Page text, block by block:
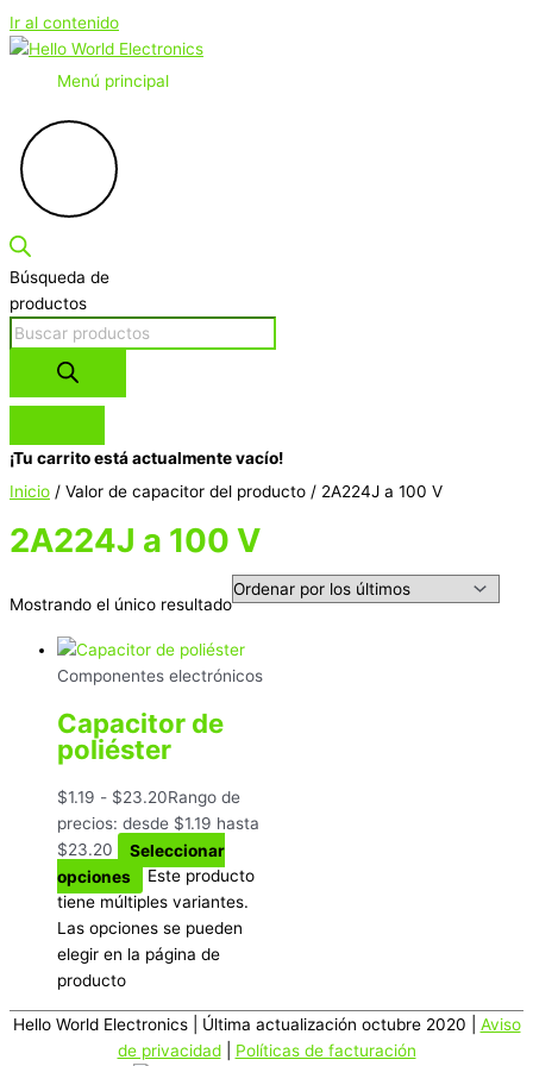
Ir al contenido
Menú principal
Búsqueda de
productos
¡Tu carrito está actualmente vacío!
Inicio / Valor de capacitor del producto / 2A224J a 100 V
2A224J a 100 V
Mostrando el único resultado
Componentes electrónicos
Capacitor de
poliéster
$1.19 - $23.20Rango de
precios: desde $1.19 hasta
$23.20
Seleccionar
opciones
Este producto
tiene múltiples variantes.
Las opciones se pueden
elegir en la página de
producto
Hello World Electronics| Última actualización octubre 2020 | Aviso
de privacidad| Políticas de facturación